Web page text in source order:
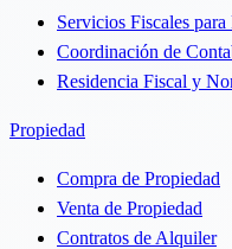
Servicios Fiscales para
Coordinación de
Residencia Fiscal y
Propiedad
Compra de Propiedad
Venta de Propiedad
Contratos de Alquiler